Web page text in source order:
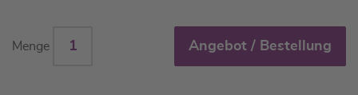
Menge Angebot / Bestellung